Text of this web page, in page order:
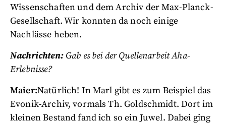
Wissenschaften und dem Archiv der Max-Planck-
Gesellschaft. Wir konnten da noch einige
Nachlässe heben.
Nachrichten: Gab es bei der Quellenarbeit Aha-
Erlebnisse?
Maier:Natürlich! In Marl gibt es zum Beispiel das
Evonik-Archiv, vormals Th. Goldschmidt. Dort im
kleinen Bestand fand ich so ein Juwel. Dabei ging